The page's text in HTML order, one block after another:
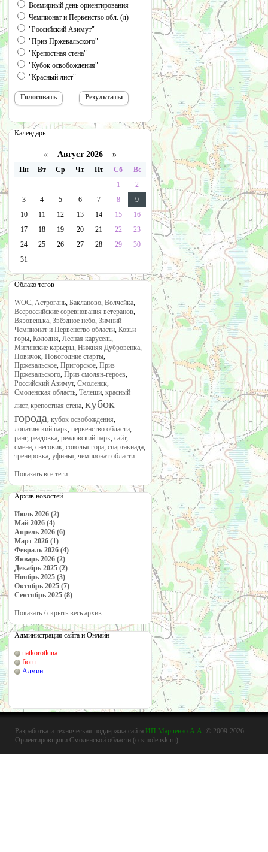
Всемирный день ориентирования
Чемпионат и Первенство обл. (л)
"Российский Азимут"
"Приз Пржевальского"
"Крепостная стена"
"Кубок освобождения"
"Красный лист"
Календарь
« Август 2026 »
Пн Вт Ср Чт Пт Сб
Вс
1
2
3
4 5 6 7 8
9
10
11 12 13 14 15
16
17
18 19 20 21 22
23
24
25 26 27 28 29
30
31
Облако тегов
WOC, Астрогань, Бакланово, Волчейка,
Всероссийские соревнования ветеранов,
Вязовенька, Звёздное небо, Зимний
Чемпионат и Первенство области, Козьи
горы, Колодня, Лесная карусель,
Митинские карьеры, Нижняя Дубровенка,
Новичок, Новогодние старты,
Пржевальское, Пригорское, Приз
Пржевальского, Приз смолян-героев,
Российский Азимут, Смоленск,
Смоленская область, Телеши, красный
лист, крепостная стена, кубок
города, кубок освобождения,
лопатинский парк, первенство области,
ранг, реадовка, реадовский парк, сайт,
смена, снеговик, соколья гора, спартакиада,
тренировка, уфинья, чемпионат области
Показать все теги
Архив новостей
Июль 2026 (2)
Май 2026 (4)
Апрель 2026 (6)
Март 2026 (1)
Февраль 2026 (4)
Январь 2026 (2)
Декабрь 2025 (2)
Ноябрь 2025 (3)
Октябрь 2025 (7)
Сентябрь 2025 (8)
Показать / скрыть весь архив
Администрация сайта и Онлайн
natkorotkina
fioru
Админ
Разработка и техническая поддержка сайта ИП Марченко А.А. © 2009-2026
Ориентировщики Смоленской области (o-smolensk.ru)